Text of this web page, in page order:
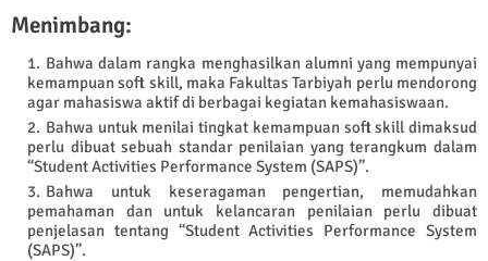
Menimbang:
Bahwa dalam rangka menghasilkan alumni yang mempunyai
kemampuan soft skill, maka Fakultas Tarbiyah perlu mendorong
agar mahasiswa aktif di berbagai kegiatan kemahasiswaan.
Bahwa untuk menilai tingkat kemampuan soft skill dimaksud
perlu dibuat sebuah standar penilaian yang terangkum dalam
“Student Activities Performance System (SAPS)”.
Bahwa untuk keseragaman pengertian, memudahkan
pemahaman dan untuk kelancaran penilaian perlu dibuat
penjelasan tentang “Student Activities Performance System
(SAPS)”.